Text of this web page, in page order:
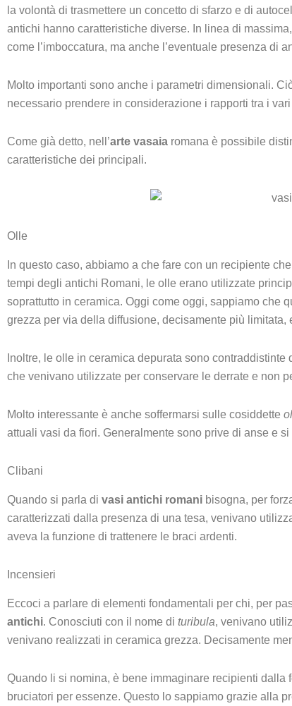
la volontà di trasmettere un concetto di sfarzo e di
antichi hanno caratteristiche diverse. In linea di
come l’imboccatura, ma anche l’eventuale presenza di
Molto importanti sono anche i parametri dimensionali.
necessario prendere in considerazione i rapporti tra i
Come già detto, nell’arte vasaia romana è possibile
caratteristiche dei principali.
Olle
In questo caso, abbiamo a che fare con un recipiente
tempi degli antichi Romani, le olle erano utilizzate
soprattutto in ceramica. Oggi come oggi, sappiamo che
grezza per via della diffusione, decisamente più limitata,
Inoltre, le olle in ceramica depurata sono
che venivano utilizzate per conservare le derrate e non
Molto interessante è anche soffermarsi sulle cosiddette
attuali vasi da fiori. Generalmente sono prive di anse e
Clibani
Quando si parla di vasi antichi romani bisogna, per
caratterizzati dalla presenza di una tesa, venivano
aveva la funzione di trattenere le braci ardenti.
Incensieri
Eccoci a parlare di elementi fondamentali per chi, per
antichi. Conosciuti con il nome di turibula, venivano
venivano realizzati in ceramica grezza. Decisamente
Quando li si nomina, è bene immaginare recipienti
bruciatori per essenze. Questo lo sappiamo grazie alla